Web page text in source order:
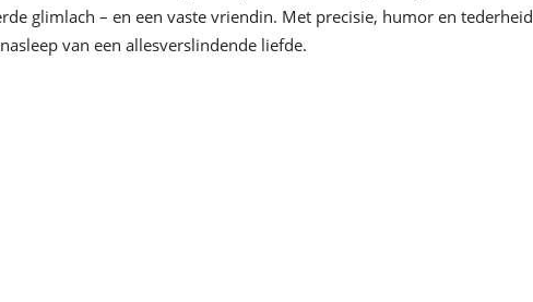
glimlach – en een vaste vriendin. Met precisie, humor en tederheid
van een allesverslindende liefde.